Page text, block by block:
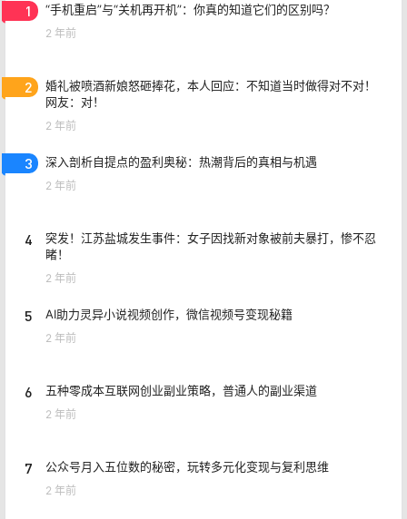
1 “手机重启”与“关机再开机”：你真的知道它们的区别吗？
2 年前
2
婚礼被喷酒新娘怒砸捧花，本人回应：不知道当时做得对不对！
网友：对！
2 年前
3 深入剖析自提点的盈利奥秘：热潮背后的真相与机遇
2 年前
4
突发！江苏盐城发生事件：女子因找新对象被前夫暴打，惨不忍
睹！
2 年前
5 AI助力灵异小说视频创作，微信视频号变现秘籍
2 年前
6 五种零成本互联网创业副业策略，普通人的副业渠道
2 年前
7 公众号月入五位数的秘密，玩转多元化变现与复利思维
2 年前